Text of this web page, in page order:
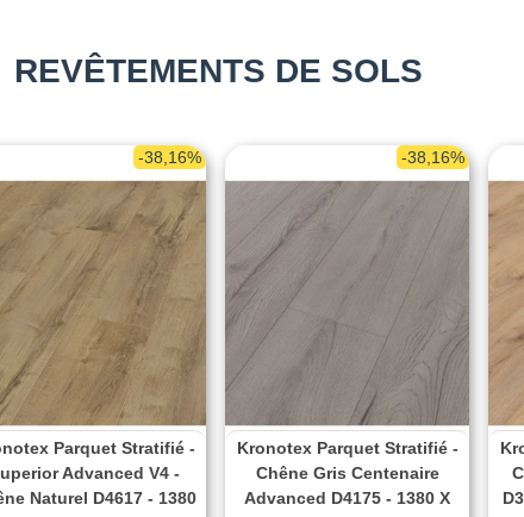
REVÊTEMENTS DE SOLS
-38,16%
Parquet Stratifié -
Advanced V4 -
Naturel D4617 - 1380
-38,16%
Kronotex Parquet Stratifié -
Chêne Gris Centenaire
Advanced D4175 - 1380 X